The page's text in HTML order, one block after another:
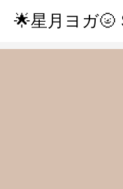
🌟星月ヨガ🌝